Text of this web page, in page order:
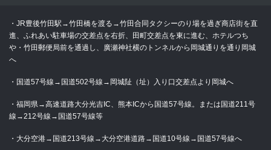
・JR豊後竹田駅→竹田橋を渡る→竹田合同タクシーのり場を過ぎ商店街を直
進、ふれあい駐車場の交差点を右折、田町交差点を東に進む、ホテルつち
や・竹田郵便局前を通過し、廣瀬神社横のトンネルから岡城通りを通り岡城
へ
・国道57号線→国道502号線→岡城阯（址）入り口交差点より岡城へ
・福岡県→高速道路大分光吉IC、熊本ICから国道57号線。または国道211号
線→212号線→国道57号線等
・大分空港→国道213号線→大分空港道路→国道10号線→国道57号線へ